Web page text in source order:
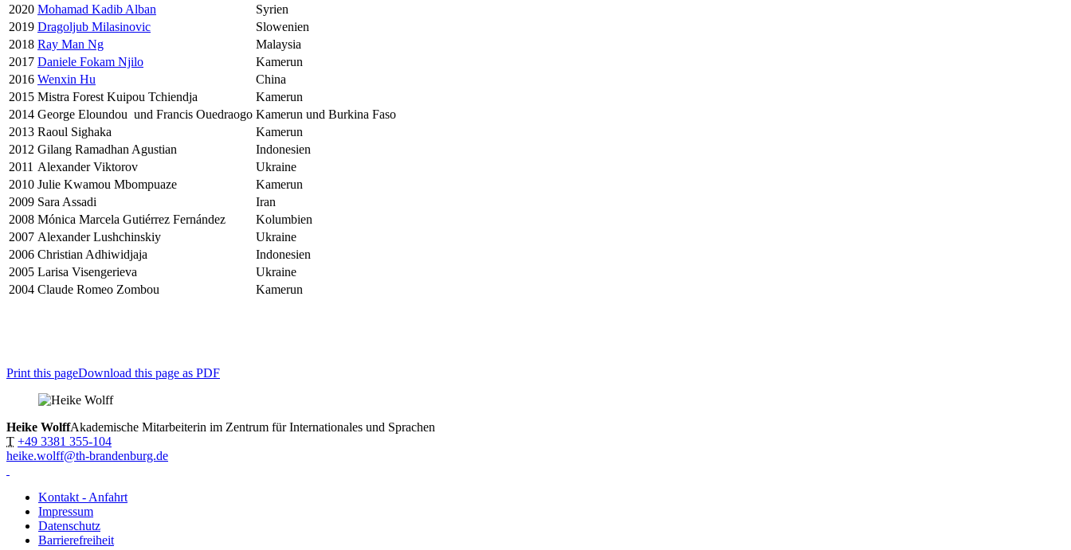
2020 Mohamad Kadib Alban
Syrien
2019 Dragoljub Milasinovic
Slowenien
2018 Ray Man Ng
Malaysia
2017 Daniele Fokam Njilo
Kamerun
2016 Wenxin Hu
China
2015 Mistra Forest Kuipou Tchiendja
Kamerun
2014 George Eloundou und Francis Ouedraogo Kamerun und Burkina Faso
2013 Raoul Sighaka
Kamerun
2012 Gilang Ramadhan Agustian
Indonesien
2011 Alexander Viktorov
Ukraine
2010 Julie Kwamou Mbompuaze
Kamerun
2009 Sara Assadi
Iran
2008 Mónica Marcela Gutiérrez Fernández
Kolumbien
2007 Alexander Lushchinskiy
Ukraine
2006 Christian Adhiwidjaja
Indonesien
2005 Larisa Visengerieva
Ukraine
2004 Claude Romeo Zombou Kamerun
Print this pageDownload this page as PDF
Heike WolffAkademische Mitarbeiterin im Zentrum für Internationales und Sprachen
T +49 3381 355-104
heike.wolff@th-brandenburg.de
Kontakt - Anfahrt
Impressum
Datenschutz
Barrierefreiheit